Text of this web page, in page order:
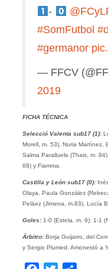
-
#SomFutbol
#germanor
— FFCV
2019
FICHA TÉCNICA
Selecció Valenta sub17 (1):
Morell, m. 53), Nuria Martínez,
Salma Paralluelo (Thais, m.
68) y Fiamma.
Castilla y León sub17 (0):
Olaya, Paula González
Peláez (Jimena, m.83), Lucía
Goles:1-0 (Estela, m. 9); 1-1
Árbitro:Borja Guijarro, del
y Sergio Plumed. Amonestó a